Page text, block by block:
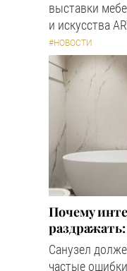
выставки
и искусства
#НОВОСТИ
Почему
Санузел
частые